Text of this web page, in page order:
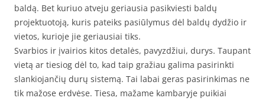
baldą. Bet kuriuo atveju geriausia pasikviesti baldų
projektuotoją, kuris pateiks pasiūlymus dėl baldų dydžio ir
vietos, kurioje jie geriausiai tiks.
Svarbios ir įvairios kitos detalės, pavyzdžiui, durys. Taupant
vietą ar tiesiog dėl to, kad taip gražiau galima pasirinkti
slankiojančių durų sistemą. Tai labai geras pasirinkimas ne
tik mažose erdvėse. Tiesa, mažame kambaryje puikiai